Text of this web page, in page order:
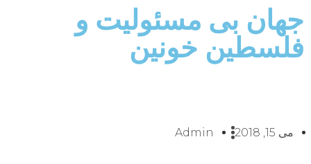
جهان بی مسئولیت و
فلسطین خونین
می 15, 2018 Admin